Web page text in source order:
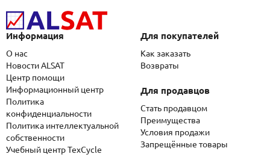
Информация
О нас
Новости ALSAT
Центр помощи
Информационный центр
Политика
конфиденциальности
Политика интеллектуальной
собственности
Учебный центр TexCycle
Для покупателей
Как заказать
Возвраты
Для продавцов
Стать продавцом
Преимущества
Условия продажи
Запрещённые товары